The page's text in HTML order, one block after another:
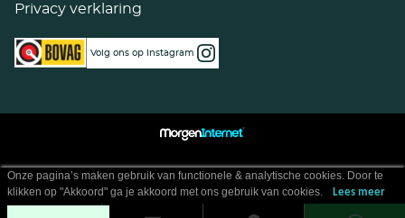
Privacy verklaring
Volg ons op Instagram
Onze pagina’s maken gebruik van functionele & analytische cookies. Door te
klikken op "Akkoord" ga je akkoord met ons gebruik van cookies.
Lees meer